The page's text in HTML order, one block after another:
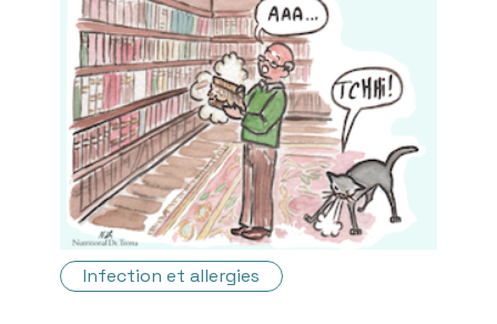
Infection et allergies